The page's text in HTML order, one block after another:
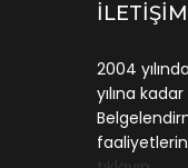
İLETIŞIM
2004
yılına